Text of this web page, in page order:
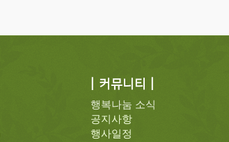
| 커뮤니티 |
행복나눔 소식
공지사항
행사일정